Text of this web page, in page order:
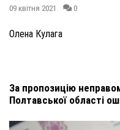
09 квітня 2021 0
Олена Кулага
За пропозицію
Полтавської області